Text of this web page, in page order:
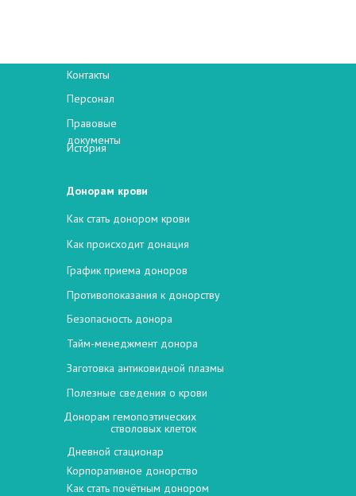
Контакты
Персонал
Правовые
документы
История
Донорам крови
Как происходит донация
Как стать донором крови
График приема доноров
Противопоказания к донорству
Безопасность донора
Полезные сведения о крови
Заготовка антиковидной плазмы
Донорам гемопоэтических
стволовых клеток
Дневной стационар
Корпоративное донорство
Тайм-менеджмент донора
Как стать почётным донором